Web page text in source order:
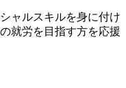
ャルスキルを身に付け
就労を目指す方を応援